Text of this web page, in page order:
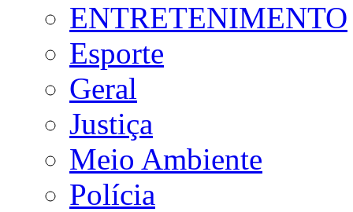
ENTRETENIMENTO
Esporte
Geral
Justiça
Meio Ambiente
Polícia